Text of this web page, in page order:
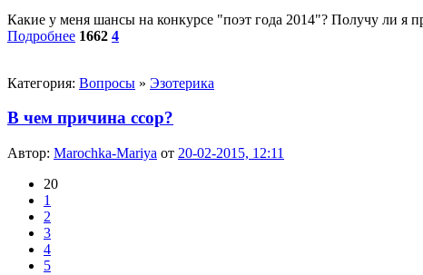
Какие у меня шансы на конкурсе "поэт года 2014"? Получу ли я
Подробнее 1662 4
Категория: Вопросы » Эзотерика
В чем причина ссор?
Автор: Marochka-Mariya от 20-02-2015, 12:11
20
1
2
3
4
5